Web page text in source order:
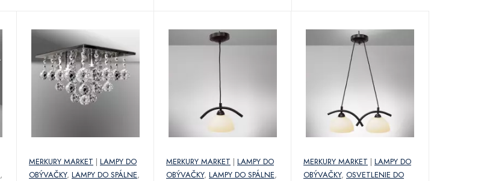
,
MERKURY MARKET | LAMPY DO
OBÝVAČKY, LAMPY DO SPÁLNE,
MERKURY MARKET | LAMPY DO
OBÝVAČKY, LAMPY DO SPÁLNE,
MERKURY MARKET | LAMPY DO
OBÝVAČKY, OSVETLENIE DO